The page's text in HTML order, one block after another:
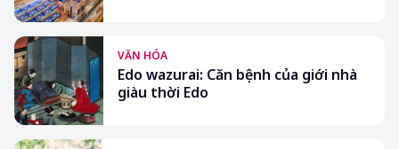
VĂN HÓA
Edo wazurai: Căn bệnh của giới nhà
giàu thời Edo